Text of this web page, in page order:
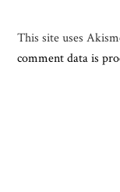
This site uses
comment data is